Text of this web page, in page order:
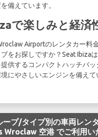
備えています。
で楽しみと経済
Airportのレンタカー料
をお探しですか？Seat Ibiza
供するコンパクトハッチバ
にやさしいエンジンを備え
ープ/タイプ別の車両レン
Wroclaw 空港 でご利用い